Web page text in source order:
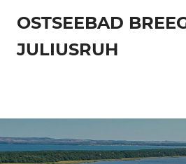
Inhalt
springen
OSTSEEBAD
JULIUSRUH